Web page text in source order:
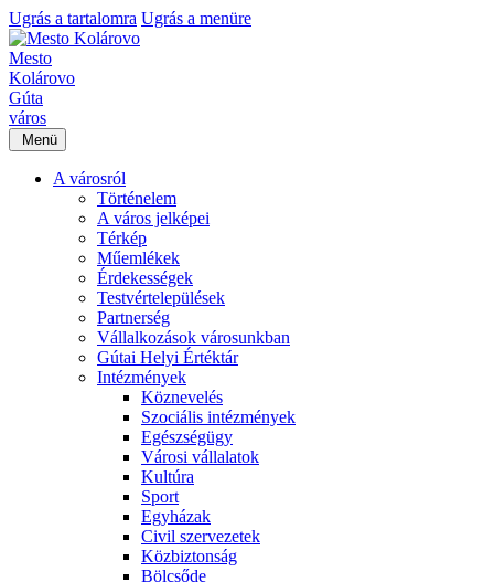
Ugrás a tartalomra Ugrás a menüre
Mesto
Kolárovo
Gúta
város
Menü
A városról
Történelem
A város jelképei
Térkép
Műemlékek
Érdekességek
Testvértelepülések
Partnerség
Vállalkozások városunkban
Gútai Helyi Értéktár
Intézmények
Köznevelés
Szociális intézmények
Egészségügy
Városi vállalatok
Kultúra
Sport
Egyházak
Civil szervezetek
Közbiztonság
Bölcsőde